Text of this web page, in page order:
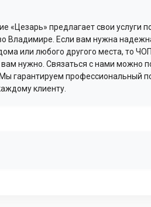
«Цезарь» предлагает свои услуги
Владимире. Если вам нужна
или любого другого места, то ЧОП
вам нужно. Связаться с нами можно
гарантируем профессиональный
клиенту.